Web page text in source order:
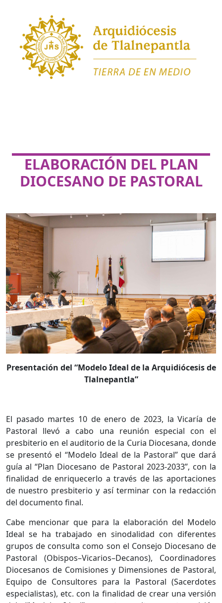
ELABORACIÓN DEL PLAN
DIOCESANO DE PASTORAL
Presentación del “Modelo Ideal de la Arquidiócesis de
Tlalnepantla”
El pasado martes 10 de enero de 2023, la Vicaría de
Pastoral llevó a cabo una reunión especial con el
presbiterio en el auditorio de la Curia Diocesana, donde
se presentó el “Modelo Ideal de la Pastoral” que dará
guía al “Plan Diocesano de Pastoral 2023-2033”, con la
finalidad de enriquecerlo a través de las aportaciones
de nuestro presbiterio y así terminar con la redacción
del documento final.
Cabe mencionar que para la elaboración del Modelo
Ideal se ha trabajado en sinodalidad con diferentes
grupos de consulta como son el Consejo Diocesano de
Pastoral (Obispos–Vicarios–Decanos), Coordinadores
Diocesanos de Comisiones y Dimensiones de Pastoral,
Equipo de Consultores para la Pastoral (Sacerdotes
especialistas), etc. con la finalidad de crear una versión